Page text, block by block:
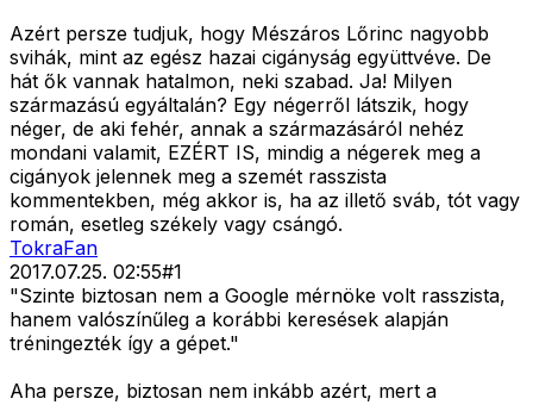
Azért persze tudjuk, hogy Mészáros Lőrinc nagyobb
svihák, mint az egész hazai cigányság együttvéve. De
hát ők vannak hatalmon, neki szabad. Ja! Milyen
származású egyáltalán? Egy négerről látszik, hogy
néger, de aki fehér, annak a származásáról nehéz
mondani valamit, EZÉRT IS, mindig a négerek meg a
cigányok jelennek meg a szemét rasszista
kommentekben, még akkor is, ha az illető sváb, tót vagy
román, esetleg székely vagy csángó.
TokraFan
2017.07.25. 02:55#1
"Szinte biztosan nem a Google mérnöke volt rasszista,
hanem valószínűleg a korábbi keresések alapján
tréningezték így a gépet."
Aha persze, biztosan nem inkább azért, mert a